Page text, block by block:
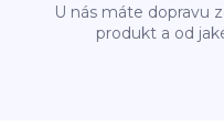
U nás máte dopravu
produkt a od